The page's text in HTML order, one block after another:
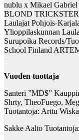
nublu x Mikael
BLOND
Laulajat Pohjois-
Ylioppilaskunnan
Surupoika Records/
School Finland
–
Vuoden tuottaja
Santeri ”MD$”
Shrty, TheoFuego,
Tuotantoja: Arttu
Sakke Aalto